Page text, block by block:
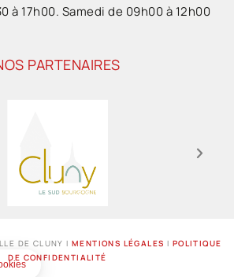
à 17h00. Samedi de 09h00 à 12h00
PARTENAIRES
DE CLUNY IMENTIONS LÉGALES I POLITIQUE
DE CONFIDENTIALITÉ